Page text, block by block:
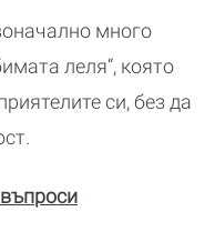
много
леля“, която
си, без да